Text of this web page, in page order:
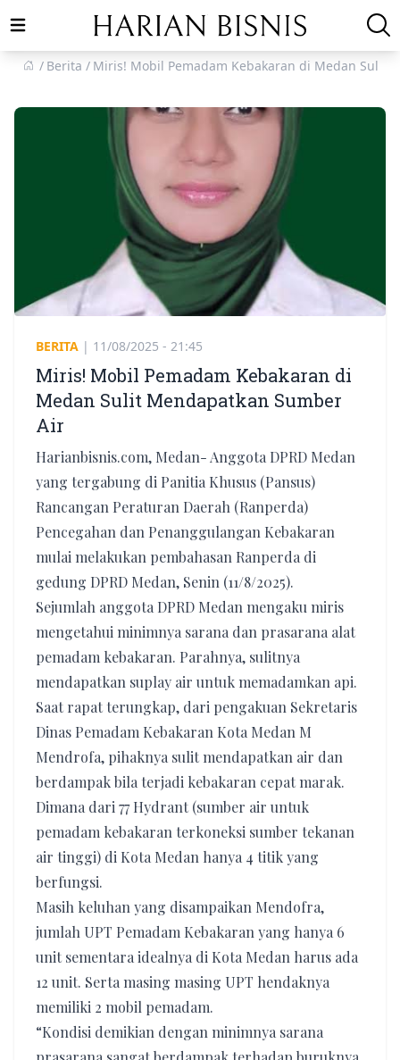
Open main menu
Berita
Miris! Mobil Pemadam Kebakaran di Medan Sulit
BERITA | 11/08/2025 - 21:45
Miris! Mobil Pemadam Kebakaran di
Medan Sulit Mendapatkan Sumber
Air
Harianbisnis.com, Medan- Anggota DPRD Medan
yang tergabung di Panitia Khusus (Pansus)
Rancangan Peraturan Daerah (Ranperda)
Pencegahan dan Penanggulangan Kebakaran
mulai melakukan pembahasan Ranperda di
gedung DPRD Medan, Senin (11/8/2025).
Sejumlah anggota DPRD Medan mengaku miris
mengetahui minimnya sarana dan prasarana alat
pemadam kebakaran. Parahnya, sulitnya
mendapatkan suplay air untuk memadamkan api.
Saat rapat terungkap, dari pengakuan Sekretaris
Dinas Pemadam Kebakaran Kota Medan M
Mendrofa, pihaknya sulit mendapatkan air dan
berdampak bila terjadi kebakaran cepat marak.
Dimana dari 77 Hydrant (sumber air untuk
pemadam kebakaran terkoneksi sumber tekanan
air tinggi) di Kota Medan hanya 4 titik yang
berfungsi.
Masih keluhan yang disampaikan Mendofra,
jumlah UPT Pemadam Kebakaran yang hanya 6
unit sementara idealnya di Kota Medan harus ada
12 unit. Serta masing masing UPT hendaknya
memiliki 2 mobil pemadam.
“Kondisi demikian dengan minimnya sarana